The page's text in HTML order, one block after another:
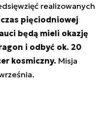
realizowanych
pięciodniowej
będą mieli okazję
i odbyć ok. 20
kosmiczny. Misja